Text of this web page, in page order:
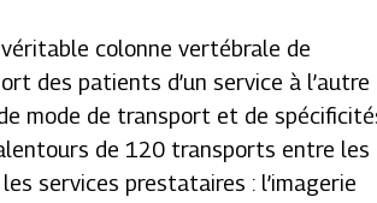
colonne vertébrale de
des patients d’un service à l’autre
mode de transport et de
de 120 transports entre les
services prestataires : l’imagerie